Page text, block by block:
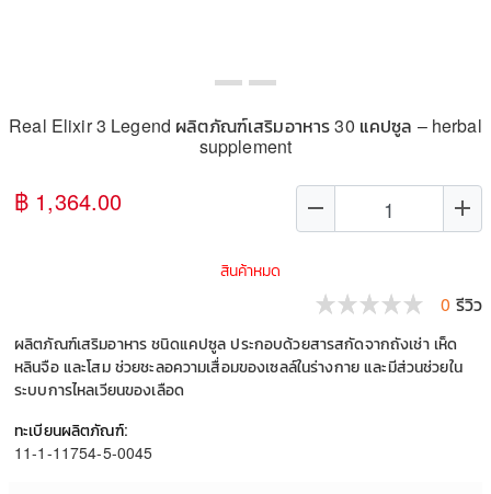
Real Elixir 3 Legend ผลิตภัณฑ์เสริมอาหาร 30 แคปซูล – herbal
supplement
฿ 1,364.00 remove add
สินค้าหมด
0 รีวิว
ผลิตภัณฑ์เสริมอาหาร ชนิดแคปซูล ประกอบด้วยสารสกัดจากถังเช่า เห็ด
หลินจือ และโสม ช่วยชะลอความเสื่อมของเซลล์ในร่างกาย และมีส่วนช่วยใน
ระบบการไหลเวียนของเลือด
ทะเบียนผลิตภัณฑ์:
11-1-11754-5-0045